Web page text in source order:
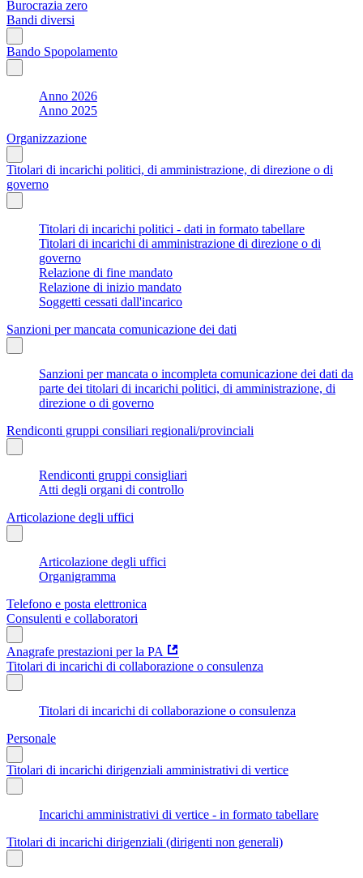
Burocrazia zero
Bandi diversi
Bando Spopolamento
Anno 2026
Anno 2025
Organizzazione
Titolari di incarichi politici, di amministrazione, di direzione o di
governo
Titolari di incarichi politici - dati in formato tabellare
Titolari di incarichi di amministrazione di direzione o di
governo
Relazione di fine mandato
Relazione di inizio mandato
Soggetti cessati dall'incarico
Sanzioni per mancata comunicazione dei dati
Sanzioni per mancata o incompleta comunicazione dei dati da
parte dei titolari di incarichi politici, di amministrazione, di
direzione o di governo
Rendiconti gruppi consiliari regionali/provinciali
Rendiconti gruppi consigliari
Atti degli organi di controllo
Articolazione degli uffici
Articolazione degli uffici
Organigramma
Telefono e posta elettronica
Consulenti e collaboratori
Anagrafe prestazioni per la PA
Titolari di incarichi di collaborazione o consulenza
Titolari di incarichi di collaborazione o consulenza
Personale
Titolari di incarichi dirigenziali amministrativi di vertice
Incarichi amministrativi di vertice - in formato tabellare
Titolari di incarichi dirigenziali (dirigenti non generali)